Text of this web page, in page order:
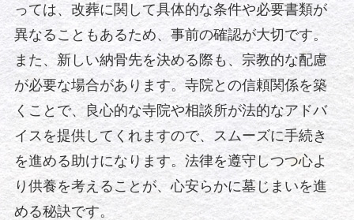
っては、改葬に関して具体的な条件や必要書類が
異なることもあるため、事前の確認が大切です。
また、新しい納骨先を決める際も、宗教的な配慮
が必要な場合があります。寺院との信頼関係を築
くことで、良心的な寺院や相談所が法的なアドバ
イスを提供してくれますので、スムーズに手続き
を進める助けになります。法律を遵守しつつ心よ
り供養を考えることが、心安らかに墓じまいを進
める秘訣です。